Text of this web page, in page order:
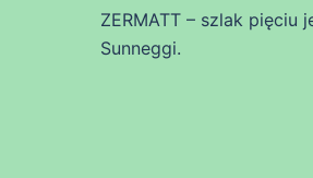
ZERMATT – szlak
Sunneggi.